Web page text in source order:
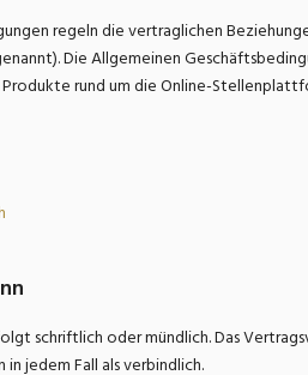
Immobilien,
Reinigung
Kaufm.
regeln die vertraglichen
Die Allgemeinen
rund um die Online-
schriftlich oder mündlich. Das
jedem Fall als verbindlich.